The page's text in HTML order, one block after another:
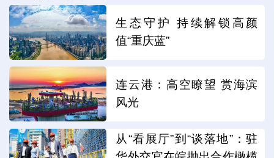
生态守护 持续解锁高颜
值“重庆蓝”
连云港：高空瞭望 赏海滨
风光
从“看展厅”到“谈落地”：驻